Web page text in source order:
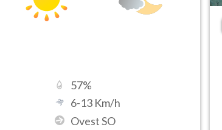
57%
6-13 Km/h
Ovest SO